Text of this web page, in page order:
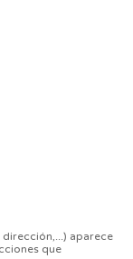
aparece
que